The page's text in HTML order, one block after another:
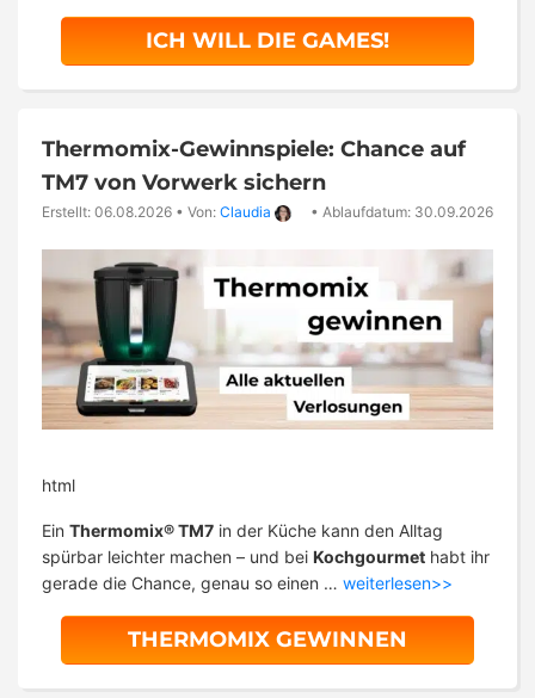
ICH WILL DIE GAMES!
Thermomix-Gewinnspiele: Chance auf
TM7 von Vorwerk sichern
Erstellt: 06.08.2026 • Von: Claudia • Ablaufdatum: 30.09.2026
html
Ein Thermomix® TM7 in der Küche kann den Alltag
spürbar leichter machen – und bei Kochgourmet habt ihr
gerade die Chance, genau so einen … weiterlesen>>
THERMOMIX GEWINNEN